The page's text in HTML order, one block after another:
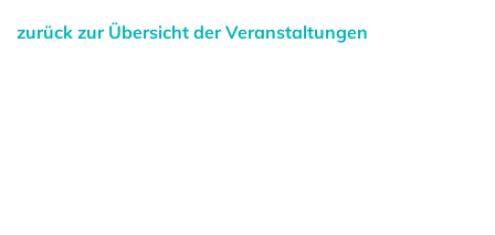
zurück zur Übersicht der Veranstaltungen